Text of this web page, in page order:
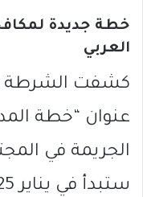
خطة جديدة
العربي
كشفت الشرطة
عنوان “خطة
الجريمة في